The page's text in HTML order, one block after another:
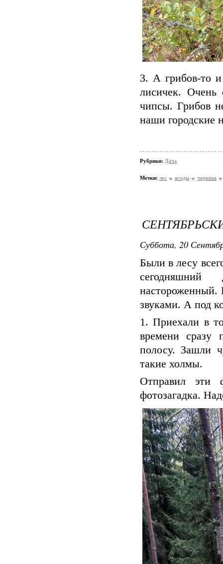
3. А грибов-то
лисичек.
чипсы. Грибов
наши городские
Рубрики: Дача
Метки: лес ягоды черника
Суббота, 20
Были в лесу
настороженный.
звуками. А под
1. Приехали в
времени сразу
полосу. Зашли
такие холмы.
Отправил
фотозагадка.